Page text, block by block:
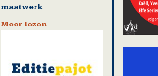
maatwerk
Meer lezen